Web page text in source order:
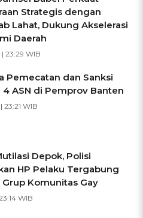
Strategis dengan
Lahat, Dukung Akselerasi
Daerah
| 23:29 WIB
Pemecatan dan Sanksi
4 ASN di Pemprov Banten
| 23:21 WIB
Depok, Polisi
HP Pelaku Tergabung
Komunitas Gay
WIB